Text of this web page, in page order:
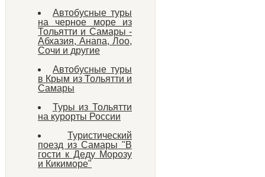
Автобусные туры
на черное море из
Тольятти и Самары -
Абхазия, Анапа, Лоо,
Сочи и другие
Автобусные туры
в Крым из Тольятти и
Самары
Туры из Тольятти
на курорты России
Туристический
поезд из Самары "В
гости к Деду Морозу
и Кикиморе"